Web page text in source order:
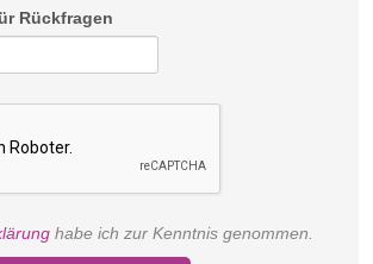
Rückfragen
habe ich zur Kenntnis genommen.